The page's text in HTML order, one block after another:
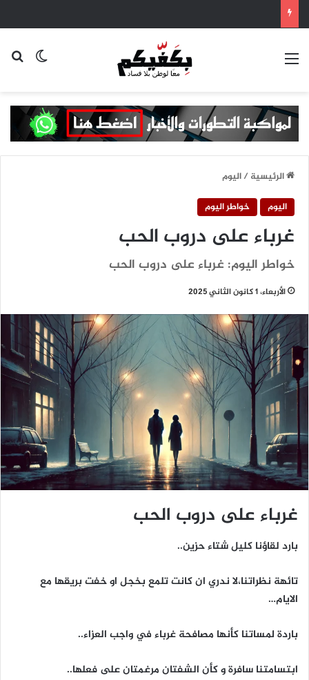
القائمة
الرئيسية/اليوم
اليوم
خواطر اليوم
غرباء على دروب الحب
خواطر اليوم: غرباء على دروب الحب
الأربعاء، 1 كانون الثاني 2025
غرباء على دروب الحب
بارد لقاؤنا كليل شتاء حزين..
تائهة نظراتنا،لا ندري ان كانت تلمع بخجل او خفت بريقها مع
الايام…
باردة لمساتنا كأنها مصافحة غرباء في واجب العزاء..
ابتسامتنا سافرة و كأن الشفتان مرغمتان على فعلها..